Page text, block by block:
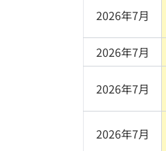
2026年7月
2026年7月
2026年7月
2026年7月